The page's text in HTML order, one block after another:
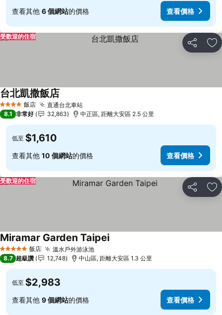
查看其他 6 個網站的價格 查看價格
分享 加
受歡迎的住宿
4 星級 飯店 直通台北車站查看價格
台北凱撒飯店
8.1 非常好 32,863 中正區, 距離大安區 2.5 公里
低至 $1,610
查看其他 10 個網站的價格 查看價格
分享 加
受歡迎的住宿
5 星級 飯店 溫水戶外游泳池查看價格
Miramar Garden Taipei查看價格
8.7 超級讚 12,748 中山區, 距離大安區 1.3 公里
低至 $2,983
查看其他 9 個網站的價格 查看價格